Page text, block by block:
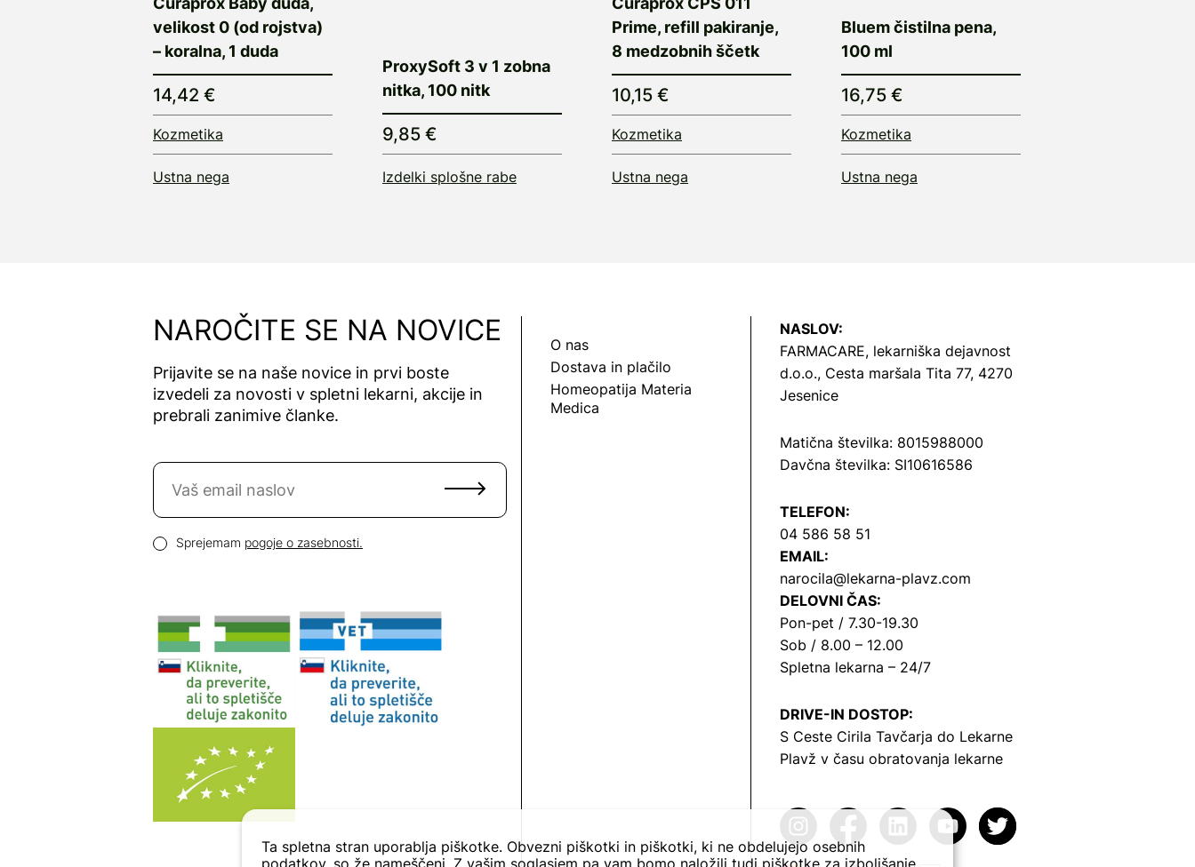
velikost 0 (od rojstva)
– koralna, 1 duda
14,42 €
Kozmetika
Ustna nega
ProxySoft 3 v 1 zobna
nitka, 100 nitk
9,85 €
Izdelki splošne rabe
Prime, refill pakiranje,
8 medzobnih ščetk
10,15 €
Kozmetika
Ustna nega
Bluem čistilna pena,
100 ml
16,75 €
Kozmetika
Ustna nega
NAROČITE SE NA NOVICE
Prijavite se na naše novice in prvi boste
izvedeli za novosti v spletni lekarni, akcije in
prebrali zanimive članke.
Naročite se na novice
Pogoji zasebnosti
Sprejemam pogoje o zasebnosti.
O nas
Dostava in plačilo
Homeopatija Materia
Medica
NASLOV:
FARMACARE, lekarniška dejavnost
d.o.o., Cesta maršala Tita 77, 4270
Jesenice
Matična številka: 8015988000
Davčna številka: SI10616586
TELEFON:
04 586 58 51
EMAIL:
narocila@lekarna-plavz.com
DELOVNI ČAS:
Pon-pet / 7.30-19.30
Sob / 8.00 – 12.00
Spletna lekarna – 24/7
DRIVE-IN DOSTOP:
S Ceste Cirila Tavčarja do Lekarne
Plavž v času obratovanja lekarne
Ta spletna stran uporablja piškotke. Obvezni piškotki in piškotki, ki ne obdelujejo osebnih
podatkov, so že nameščeni. Z vašim soglasjem pa vam bomo naložili tudi piškotke za izboljšanje